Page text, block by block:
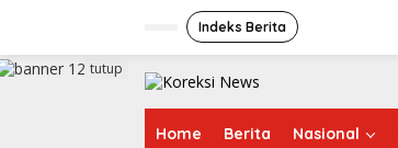
a
Indeks Berita
Home Berita Nasional
tutup